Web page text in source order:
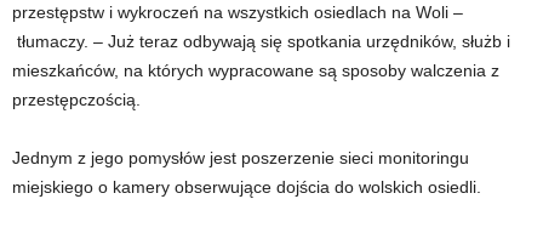
przestępstw i wykroczeń na wszystkich osiedlach na Woli –
tłumaczy. – Już teraz odbywają się spotkania urzędników, służb i
mieszkańców, na których wypracowane są sposoby walczenia z
przestępczością.
Jednym z jego pomysłów jest poszerzenie sieci monitoringu
miejskiego o kamery obserwujące dojścia do wolskich osiedli.